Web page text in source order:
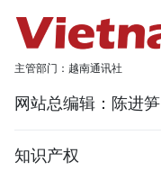
主管部门：越南通讯社
网站总编辑：陈进笋
知识产权